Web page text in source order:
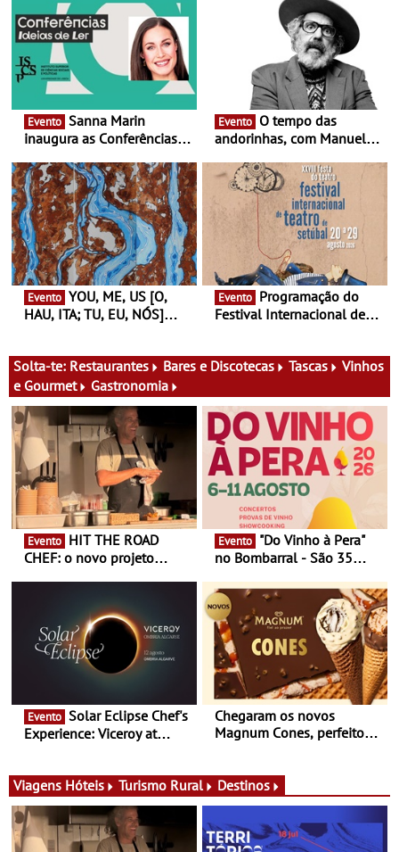
Evento
inaugura as Conferências
Antiga primeira-ministra da
Finlândia é a convidada da
primeira edição do novo
ciclo de debates dedicado
aos grandes temas do
nosso tempo
Evento
andorinhas, com Manuel
Atum - Concerto
performance na MAAT
Gallery a 3 de Setembro,
19:30
Evento
HAU, ITA; TU, EU, NÓS]
13 de Dezembro
Evento
Festival Internacional de
29 de Agosto
Solta-te: Restaurantes Bares e Discotecas Tascas
Vinhos
e Gourmet
Gastronomia
Evento
CHEF: o novo projeto
conceito gastronómico
itinerante que percorre
Portugal
Evento
no Bombarral - São 35
prova e seis dias de
experiências
Evento
Experience: Viceroy at
exclusiva
Chegaram os novos
Magnum Cones, perfeitos
Viagens Hóteis Turismo Rural Destinos